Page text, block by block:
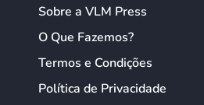
Sobre a VLM Press
O Que Fazemos?
Termos e Condições
Política de Privacidade